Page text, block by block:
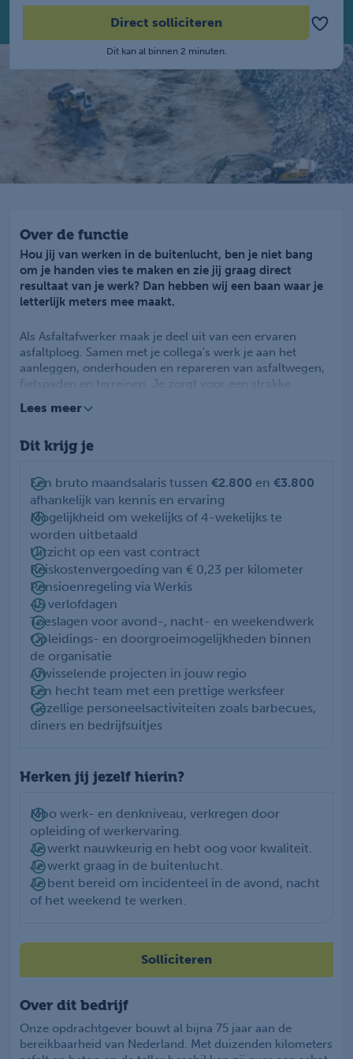
Direct solliciteren
Dit kan al binnen 2 minuten.
Over de functie
Hou jij van werken in de buitenlucht, ben je niet bang
om je handen vies te maken en zie jij graag direct
resultaat van je werk? Dan hebben wij een baan waar je
letterlijk meters mee maakt.
Als Asfaltafwerker maak je deel uit van een ervaren
asfaltploeg. Samen met je collega's werk je aan het
aanleggen, onderhouden en repareren van asfaltwegen,
fietspaden en terreinen. Je zorgt voor een strakke
en ondersteunt bij diverse werkzaamheden rondom de
Geen dag is hetzelfde. Je werkt op uiteenlopende
kans om jezelf verder te ontwikkelen binnen de
asfaltploeg.
Lees meer
Dit krijg je
Een bruto maandsalaris tussen €2.800 en €3.800
afhankelijk van kennis en ervaring
Mogelijkheid om wekelijks of 4-wekelijks te
worden uitbetaald
Uitzicht op een vast contract
Reiskostenvergoeding van € 0,23 per kilometer
Pensioenregeling via Werkis
45 verlofdagen
Toeslagen voor avond-, nacht- en weekendwerk
Opleidings- en doorgroeimogelijkheden binnen
de organisatie
Afwisselende projecten in jouw regio
Een hecht team met een prettige werksfeer
Gezellige personeelsactiviteiten zoals barbecues,
diners en bedrijfsuitjes
Herken jij jezelf hierin?
Mbo werk- en denkniveau, verkregen door
opleiding of werkervaring.
Je werkt nauwkeurig en hebt oog voor kwaliteit.
Je werkt graag in de buitenlucht.
Je bent bereid om incidenteel in de avond, nacht
of het weekend te werken.
Solliciteren
Over dit bedrijf
Onze opdrachtgever bouwt al bijna 75 jaar aan de
bereikbaarheid van Nederland. Met duizenden kilometers